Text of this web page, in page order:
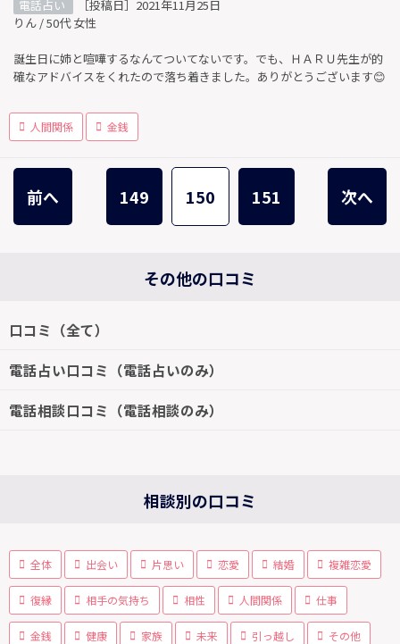
電話占い
［投稿日］2021年11月25日
りん / 50代 女性
誕生日に姉と喧嘩するなんてついてないです。でも、ＨＡＲＵ先生が的
確なアドバイスをくれたので落ち着きました。ありがとうございます😊
人間関係 金銭
前へ 149 150 151 次へ
その他の口コミ
口コミ（全て）
電話占い口コミ（電話占いのみ）
電話相談口コミ（電話相談のみ）
相談別の口コミ
全体 出会い 片思い 恋愛 結婚 複雑恋愛
復縁 相手の気持ち 相性 人間関係 仕事
金銭 健康 家族 未来 引っ越し その他